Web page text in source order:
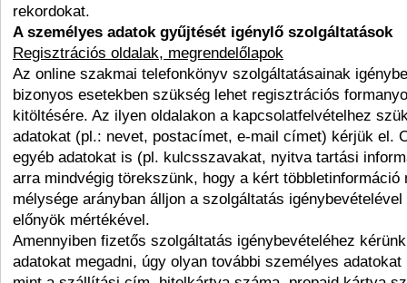
rekordokat.
A személyes adatok gyűjtését igénylő szolgáltatások
Regisztrációs oldalak, megrendelőlapok
Az online szakmai telefonkönyv szolgáltatásainak
bizonyos esetekben szükség lehet regisztrációs
kitöltésére. Az ilyen oldalakon a kapcsolatfelvételhez
adatokat (pl.: nevet, postacímet, e-mail címet) kérjük el.
egyéb adatokat is (pl. kulcsszavakat, nyitva tartási
arra mindvégig törekszünk, hogy a kért többletinformáció
mélysége arányban álljon a szolgáltatás
előnyök mértékével.
Amennyiben fizetős szolgáltatás igénybevételéhez
adatokat megadni, úgy olyan további személyes